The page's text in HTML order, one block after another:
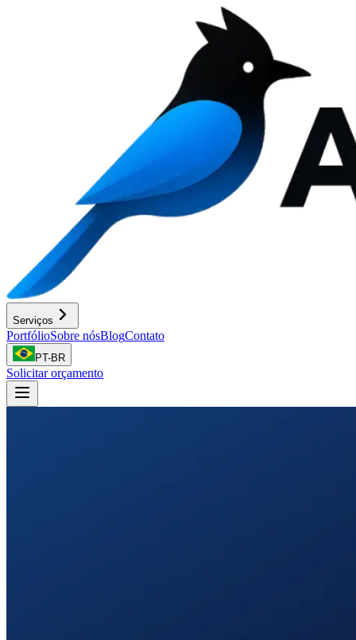
Serviços
PortfólioSobre nósBlogContato
PT-BR
Solicitar orçamento